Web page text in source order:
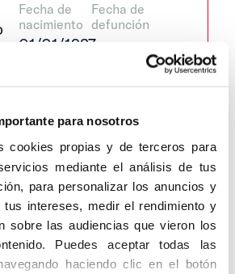
para nosotros
cookies propias y de terceros para
mediante el análisis de tus
para personalizar los anuncios y
tus intereses, medir el rendimiento y
sobre las audiencias que vieron los
Puedes aceptar todas las
haciendo clic en el botón
Fecha de
nacimiento
01/01/1937
Lugar de
Cercedilla
(Madrid)
Fecha de
defunción
defunción